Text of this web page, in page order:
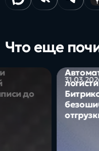
Что еще
до